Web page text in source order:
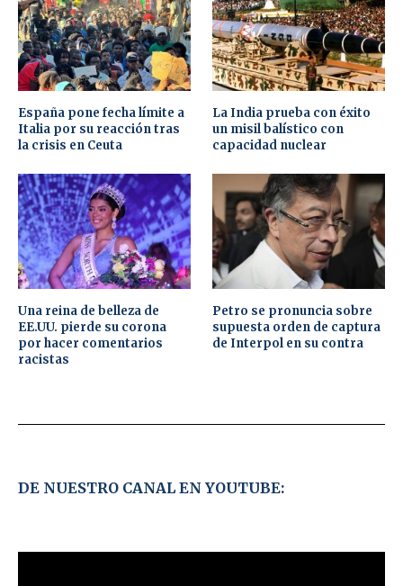
España pone fecha límite a
Italia por su reacción tras
la crisis en Ceuta
La India prueba con éxito
un misil balístico con
capacidad nuclear
Una reina de belleza de
EE.UU. pierde su corona
por hacer comentarios
racistas
Petro se pronuncia sobre
supuesta orden de captura
de Interpol en su contra
DE NUESTRO CANAL EN YOUTUBE: